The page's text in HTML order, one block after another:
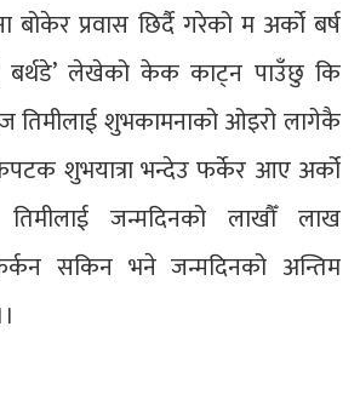
प्रवास छिर्दै गरेको म अर्को बर्ष
बर्थडे’ लेखेको केक काट्न पाउँछु कि
तिमीलाई शुभकामनाको ओइरो लागेकै
शुभयात्रा भन्देउ फर्केर आए अर्को
तिमीलाई जन्मदिनको लाखौँ लाख
सकिन भने जन्मदिनको अन्तिम